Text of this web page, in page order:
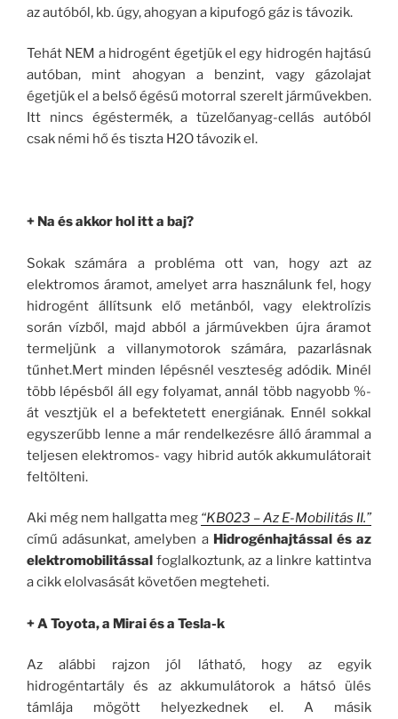
az autóból, kb. úgy, ahogyan a kipufogó gáz is távozik.
Tehát NEM a hidrogént égetjük el egy hidrogén hajtású
autóban, mint ahogyan a benzint, vagy gázolajat
égetjük el a belső égésű motorral szerelt járművekben.
Itt nincs égéstermék, a tüzelőanyag-cellás autóból
csak némi hő és tiszta H2O távozik el.
+ Na és akkor hol itt a baj?
Sokak számára a probléma ott van, hogy azt az
elektromos áramot, amelyet arra használunk fel, hogy
hidrogént állítsunk elő metánból, vagy elektrolízis
során vízből, majd abból a jármúvekben újra áramot
termeljünk a villanymotorok számára, pazarlásnak
tűnhet.Mert minden lépésnél veszteség adódik. Minél
több lépésből áll egy folyamat, annál több nagyobb %-
át vesztjük el a befektetett energiának. Ennél sokkal
egyszerűbb lenne a már rendelkezésre álló árammal a
teljesen elektromos- vagy hibrid autók akkumulátorait
feltölteni.
Aki még nem hallgatta meg “KB023 – Az E-Mobilitás II.”
című adásunkat, amelyben a Hidrogénhajtással és az
elektromobilitással foglalkoztunk, az a linkre kattintva
a cikk elolvasását követően megteheti.
+ A Toyota, a Mirai és a Tesla-k
Az alábbi rajzon jól látható, hogy az egyik
hidrogéntartály és az akkumulátorok a hátsó ülés
támlája mögött helyezkednek el. A másik